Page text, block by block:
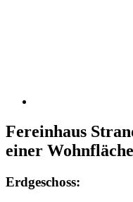
Fereinhaus
einer
Erdgeschoss: